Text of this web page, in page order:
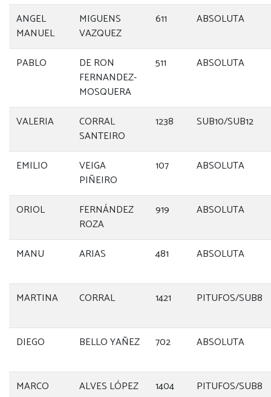
ANGEL
MANUEL
MIGUENS
VAZQUEZ
611 ABSOLUTA
PABLO
DE RON
FERNANDEZ-
MOSQUERA
511 ABSOLUTA
VALERIA
CORRAL
SANTEIRO
1238 SUB10/SUB12
EMILIO
VEIGA
PIÑEIRO
107 ABSOLUTA
ORIOL
FERNÁNDEZ
ROZA
919 ABSOLUTA
MANU ARIAS 481 ABSOLUTA
MARTINA CORRAL 1421 PITUFOS/SUB8
DIEGO BELLO YAÑEZ 702 ABSOLUTA
MARCO ALVES LÓPEZ 1404 PITUFOS/SUB8